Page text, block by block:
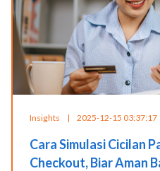
Insights | 2025-12-15 03:37:17
Cara Simulasi Cicilan
Checkout, Biar Aman